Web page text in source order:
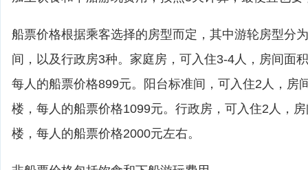
船票价格根据乘客选择的房型而定，其中游轮房型分
间，以及行政房3种。家庭房，可入住3-4人，房间面
每人的船票价格899元。阳台标准间，可入住2人，房
楼，每人的船票价格1099元。行政房，可入住2人，
楼，每人的船票价格2000元左右。